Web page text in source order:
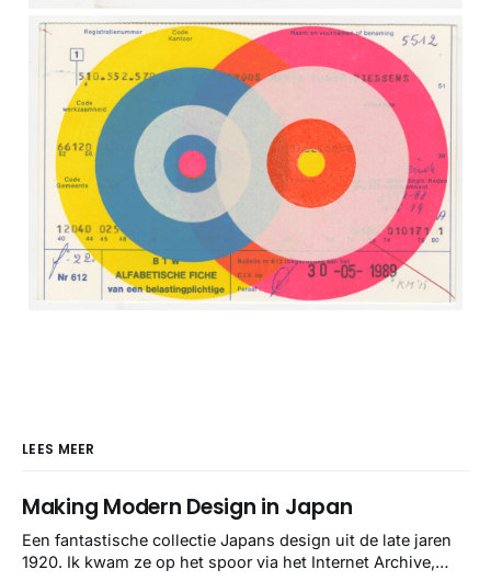
LEES MEER
Making Modern Design in Japan
Een fantastische collectie Japans design uit de late jaren
1920. Ik kwam ze op het spoor via het Internet Archive,